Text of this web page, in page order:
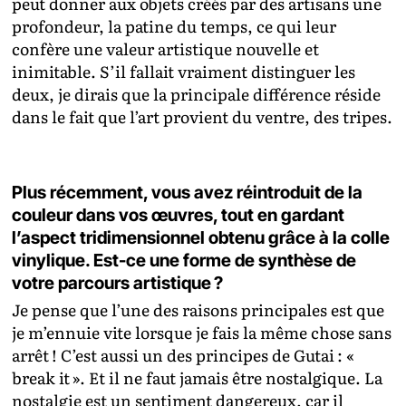
profondeur, la patine du temps, ce qui leur
confère une valeur artistique nouvelle et
inimitable. S’il fallait vraiment distinguer les
deux, je dirais que la principale différence réside
dans le fait que l’art provient du ventre, des tripes.
Plus récemment, vous avez réintroduit de la
couleur dans vos œuvres, tout en gardant
l’aspect tridimensionnel obtenu grâce à la colle
vinylique. Est-ce une forme de synthèse de
votre parcours artistique ?
Je pense que l’une des raisons principales est que
je m’ennuie vite lorsque je fais la même chose sans
arrêt ! C’est aussi un des principes de Gutai : «
break it ». Et il ne faut jamais être nostalgique. La
nostalgie est un sentiment dangereux, car il